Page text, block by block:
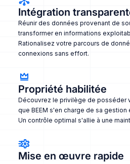
Intégration
Réunir des données provenant de
transformer en informations
Rationalisez votre parcours de
connexions sans effort.
Propriété habilitée
Découvrez le privilège de posséder
que BEEM s'en charge de sa
Un contrôle optimal s'allie à une
Mise en œuvre rapide